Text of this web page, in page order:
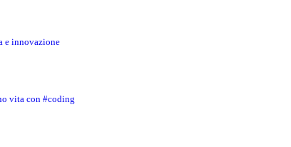
e innovazione
vita con #coding